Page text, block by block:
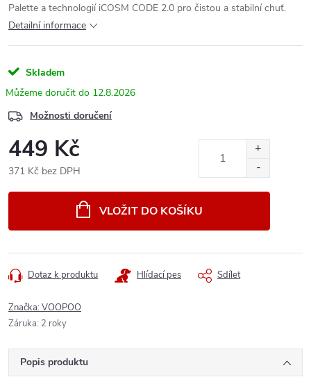
Palette a technologií iCOSM CODE 2.0 pro čistou a stabilní chuť.
Detailní informace
Skladem
12.8.2026
Možnosti doručení
449 Kč
371 Kč bez DPH
VLOŽIT DO KOŠÍKU
Dotaz k produktu Hlídací pes Sdílet
Značka:VOOPOO
Záruka: 2 roky
Popis produktu